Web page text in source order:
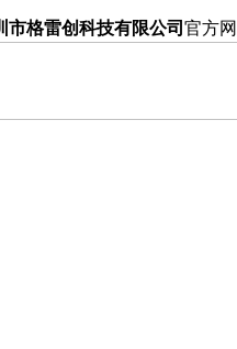
市格雷创科技有限公司 官方